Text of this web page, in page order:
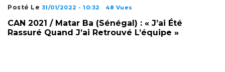
Posté Le 31/01/2022 - 10:32 48 Vues
CAN 2021 / Matar Ba (Sénégal) : « J’ai Été
Rassuré Quand J’ai Retrouvé L’équipe »